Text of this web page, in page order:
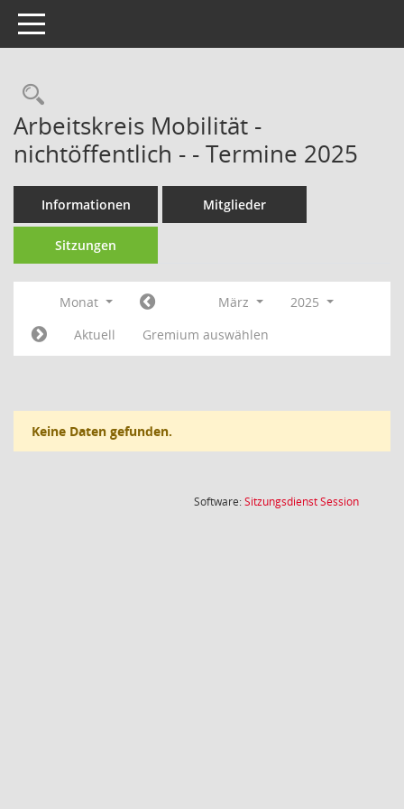
Toggle navigation
Rechercheauswahl
Arbeitskreis Mobilität -
nichtöffentlich - - Termine 2025
Informationen Mitglieder
Sitzungen
Monat März
2025
Aktuell
Gremium auswählen
Keine Daten gefunden.
Software:SitzungsdienstSession(Wird in